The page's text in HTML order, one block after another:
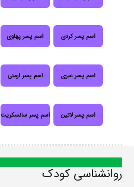
اسم پسر کردی اسم پسر پهلوی
اسم پسر عبری اسم پسر ارمنی
اسم پسر لاتین اسم پسر سانسکریت
روانشناسی کودک